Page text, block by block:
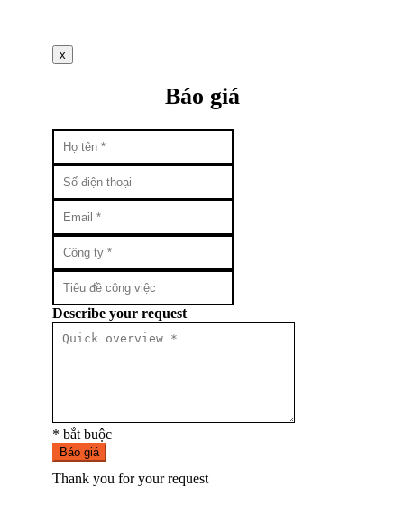
x
Báo giá
Describe your request
* bắt buộc
Báo giá
Thank you for your request